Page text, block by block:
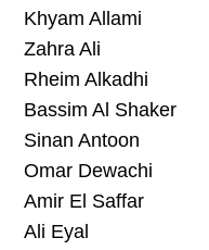
Khyam Allami
Zahra Ali
Rheim Alkadhi
Bassim Al Shaker
Sinan Antoon
Omar Dewachi
Amir El Saffar
Ali Eyal